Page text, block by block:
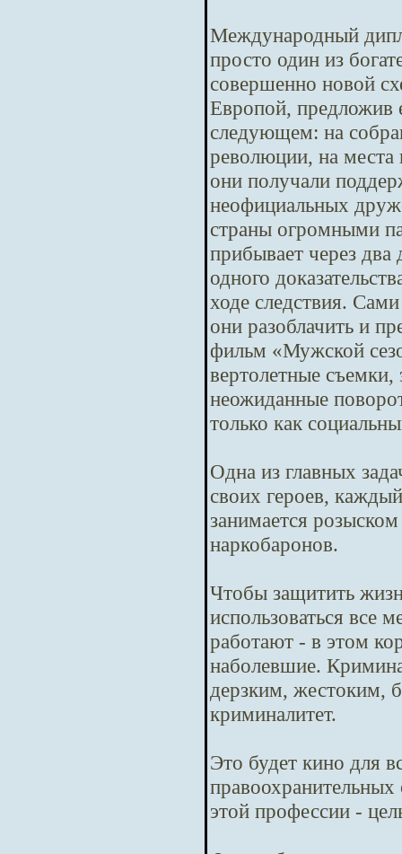
Международный
просто один из
совершенно новой
Европой, предложив
следующем: на
революции, на места
они получали
неофициальных
страны огромными
прибывает через
одного
ходе следствия.
они разоблачить и
фильм «Мужской
вертолетные
неожиданные
только как
Одна из главных
своих героев,
занимается
наркобаронов.
Чтобы защитить
использоваться все
работают - в этом
наболевшие.
дерзким, жестоким,
криминалитет.
Это будет кино для
этой профессии -